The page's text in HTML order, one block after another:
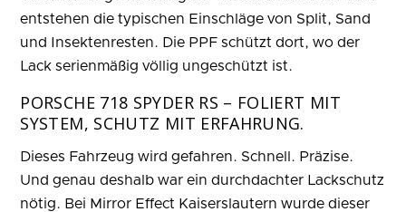
entstehen die typischen Einschläge von Split, Sand
und Insektenresten. Die PPF schützt dort, wo der
Lack serienmäßig völlig ungeschützt ist.
PORSCHE 718 SPYDER RS – FOLIERT MIT
SYSTEM, SCHUTZ MIT ERFAHRUNG.
Dieses Fahrzeug wird gefahren. Schnell. Präzise.
Und genau deshalb war ein durchdachter Lackschutz
nötig. Bei Mirror Effect Kaiserslautern wurde dieser